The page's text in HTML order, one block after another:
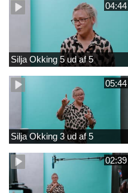
04:44
Silja Okking 5 ud af 5
05:44
Silja Okking 3 ud af 5
02:39